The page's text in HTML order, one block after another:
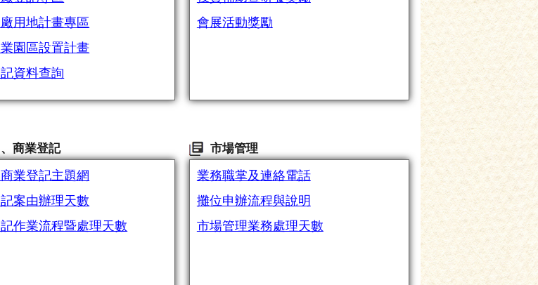
用地計畫專區
園區設置計畫
資料查詢
會展活動獎勵
商業登記
業登記主題網
案由辦理天數
作業流程暨處理天數
市場管理
業務職掌及連絡電話
攤位申辦流程與說明
市場管理業務處理天數